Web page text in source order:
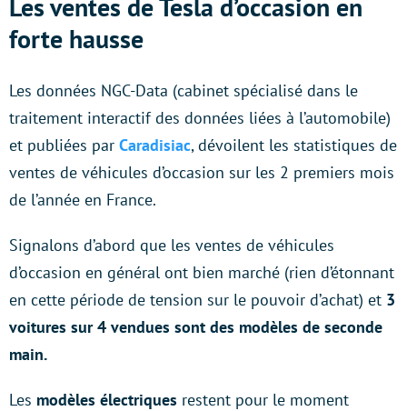
Les ventes de Tesla d’occasion en
forte hausse
Les données NGC-Data (cabinet spécialisé dans le
traitement interactif des données liées à l’automobile)
et publiées par Caradisiac, dévoilent les statistiques de
ventes de véhicules d’occasion sur les 2 premiers mois
de l’année en France.
Signalons d’abord que les ventes de véhicules
d’occasion en général ont bien marché (rien d’étonnant
en cette période de tension sur le pouvoir d’achat) et 3
voitures sur 4 vendues sont des modèles de seconde
main.
Les modèles électriques restent pour le moment